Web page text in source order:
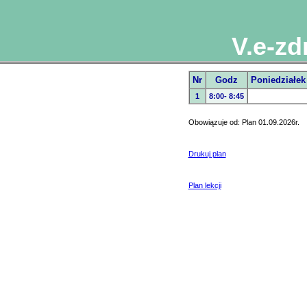
V.e-
Nr Godz Poniedziałek
1 8:00- 8:45
Obowiązuje od: Plan 01.09.2026r.
Drukuj plan
Plan lekcji